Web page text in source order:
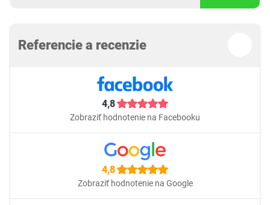
Referencie a recenzie
4,8
Zobraziť hodnotenie na Facebooku
4,8
Zobraziť hodnotenie na Google